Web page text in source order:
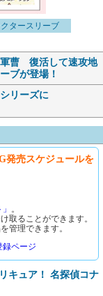
タースリーブ
曹 復活して速攻地
ブが登場！
リーズに
発売スケジュールを
。
取ることができます。
管理できます。
録ページ
キュア！ 名探偵コナ